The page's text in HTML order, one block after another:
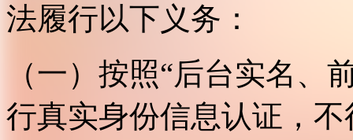
法履行以下义务：
（一）按照“后台实名、
行真实身份信息认证，